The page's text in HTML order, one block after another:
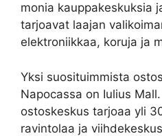
monia kauppakeskuksia
tarjoavat laajan
elektroniikkaa, koruja ja
Yksi suosituimmista
Napocassa on Iulius
ostoskeskus tarjoaa yli
ravintolaa ja